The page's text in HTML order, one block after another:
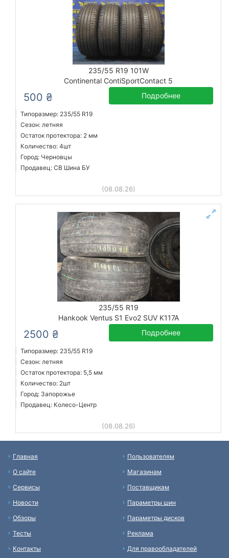
235/55 R19 101W
Continental ContiSportContact 5
500 ₴ Подробнее
Типоразмер: 235/55 R19
Сезон: летняя
Остаток протектора: 2 мм
Количество: 4шт
Город: Черновцы
Продавец: СВ Шина БУ
(08.08.26)
235/55 R19
Hankook Ventus S1 Evo2 SUV K117A
2500 ₴ Подробнее
Типоразмер: 235/55 R19
Сезон: летняя
Остаток протектора: 5,5 мм
Количество: 2шт
Город: Запорожье
Продавец: Колесо-Центр
(08.08.26)
Главная
О сайте
Сервисы
Новости
Обзоры
Тесты
Контакты
Пользователям
Магазинам
Поставщикам
Параметры шин
Параметры дисков
Реклама
Для правообладателей